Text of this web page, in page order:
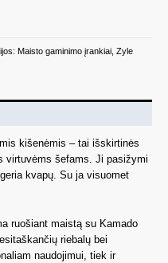
Maisto gaminimo įrankiai Zyle
kišenėmis – tai išskirtinės
virtuvėms šefams. Ji pasižymi
kvapų. Su ja visuomet
ruošiant maistą su Kamado
riebalų bei
naudojimui, tiek ir